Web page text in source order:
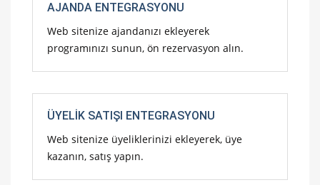
AJANDA ENTEGRASYONU
Web sitenize ajandanızı ekleyerek
programınızı sunun, ön rezervasyon alın.
ÜYELIK SATIŞI ENTEGRASYONU
Web sitenize üyeliklerinizi ekleyerek, üye
kazanın, satış yapın.